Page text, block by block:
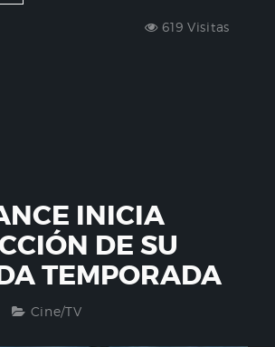
619 Visitas
INICIA
DE SU
TEMPORADA
Cine/TV